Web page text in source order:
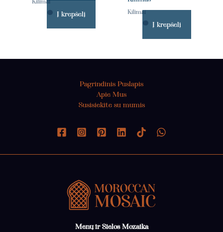
Į krepšelį Kilimai
Į krepšelį
Pagrindinis Puslapis
Apie Mus
Susisiekite su mumis
Menų ir Sielos Mozaika